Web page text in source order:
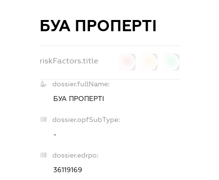
БУА ПРОПЕРТІ
riskFactors.title
dossier.fullName:
БУА ПРОПЕРТІ
dossier.opfSubType:
-
dossier.edrpo:
36119169